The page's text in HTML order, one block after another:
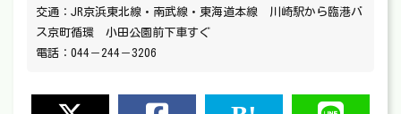
交通：JR京浜東北線・南武線・東海道本線 川崎駅から臨港バ
ス京町循環 小田公園前下車すぐ
電話：044－244－3206